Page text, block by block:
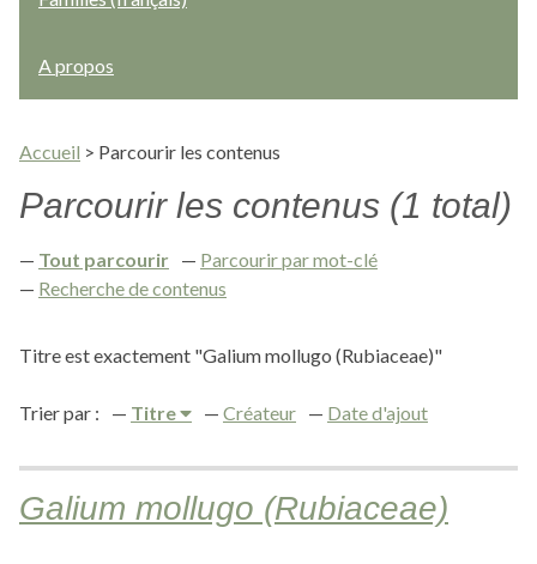
A propos
Accueil > Parcourir les contenus
Parcourir les contenus (1 total)
Tout parcourir
Parcourir par mot-clé
Recherche de contenus
Titre est exactement "Galium mollugo (Rubiaceae)"
Trier par : Titre Créateur Date d'ajout
Galium mollugo (Rubiaceae)